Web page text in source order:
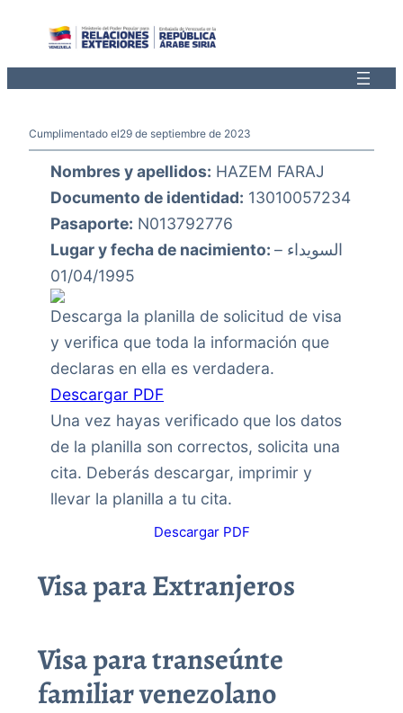
Cumplimentado el29 de septiembre de 2023
Nombres y apellidos: HAZEM FARAJ
Documento de identidad: 13010057234
Pasaporte: N013792776
Lugar y fecha de nacimiento: السويداء –
01/04/1995
Descarga la planilla de solicitud de visa
y verifica que toda la información que
declaras en ella es verdadera.
Descargar PDF
Una vez hayas verificado que los datos
de la planilla son correctos, solicita una
cita. Deberás descargar, imprimir y
llevar la planilla a tu cita.
Descargar PDF
Visa para Extranjeros
Visa para transeúnte
familiar venezolano